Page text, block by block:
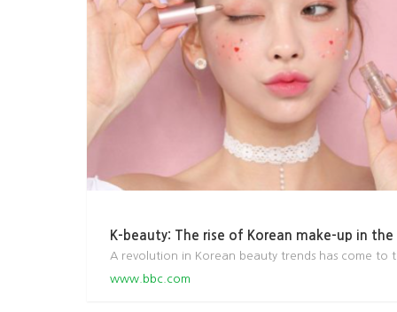
K-beauty: The rise of Korean make-up in the
www.bbc.com